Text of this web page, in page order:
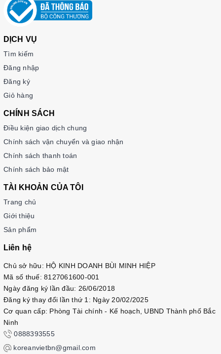
DỊCH VỤ
Tìm kiếm
Đăng nhập
Đăng ký
Giỏ hàng
CHÍNH SÁCH
Điều kiện giao dịch chung
Chính sách vận chuyển và giao nhận
Chính sách thanh toán
Chính sách bảo mật
TÀI KHOẢN CỦA TÔI
Trang chủ
Giới thiệu
Sản phẩm
Liên hệ
Chủ sở hữu: HỘ KINH DOANH BÙI MINH HIỆP
Mã số thuế: 8127061600-001
Ngày đăng ký lần đầu: 26/06/2018
Đăng ký thay đổi lần thứ 1: Ngày 20/02/2025
Cơ quan cấp: Phòng Tài chính - Kế hoạch, UBND Thành phố Bắc
Ninh
0888393555
koreanvietbn@gmail.com